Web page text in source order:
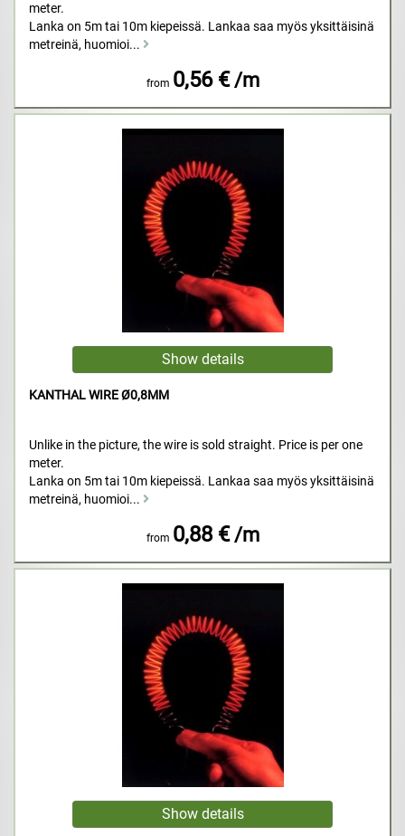
meter.
Lanka on 5m tai 10m kiepeissä. Lankaa saa myös yksittäisinä
metreinä, huomioi...
from 0,56 € /m
KANTHAL WIRE Ø0,8MM
Unlike in the picture, the wire is sold straight. Price is per one
meter.
Lanka on 5m tai 10m kiepeissä. Lankaa saa myös yksittäisinä
metreinä, huomioi...
from 0,88 € /m